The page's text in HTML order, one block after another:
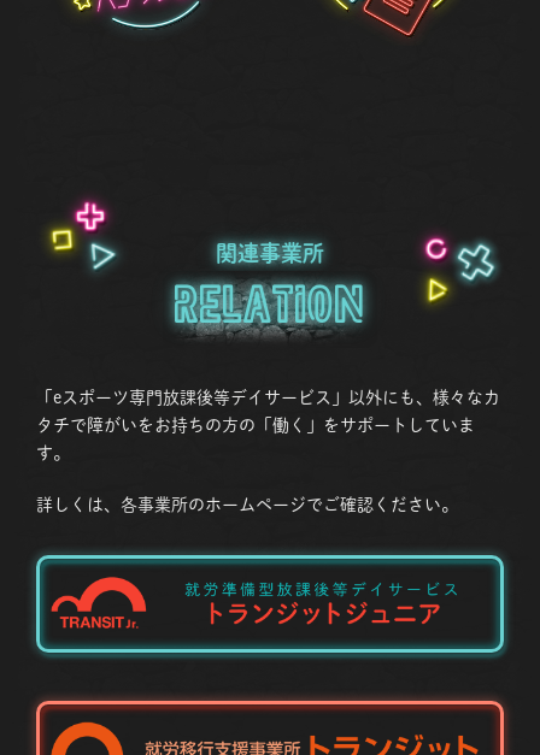
関連事業所
Relation
「eスポーツ専門放課後等デイサービス」以外にも、様々なカ
タチで障がいをお持ちの方の「働く」をサポートしていま
す。
詳しくは、各事業所のホームページでご確認ください。